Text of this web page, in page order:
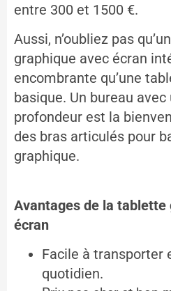
entre 300 et 1500 €.
Aussi, n’oubliez pas
graphique avec écran
encombrante qu’une
basique. Un bureau
profondeur est la
des bras articulés pour
graphique.
Avantages de la tablette
écran
Facile à transporter
quotidien.